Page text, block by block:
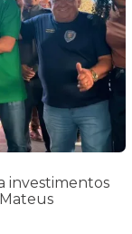
investimentos